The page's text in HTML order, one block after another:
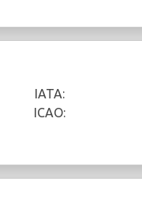
IATA:
ICAO: